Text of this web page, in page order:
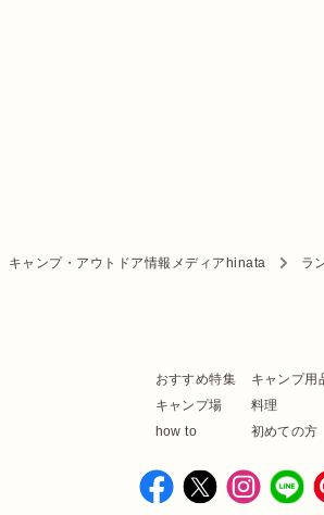
キャンプ・アウトドア情報メディアhinata ラ
おすすめ特集
キャンプ用
キャンプ場
料理
how to
初めての方